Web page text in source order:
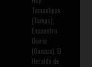
Tamaulipas
(Tamps),
Encuentro
Diario
(Oaxaca), El
Heraldo de